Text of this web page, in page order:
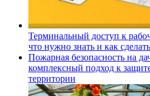
Терминальный доступ к
что нужно знать и как
Пожарная безопасность на
комплексный подход к
территории